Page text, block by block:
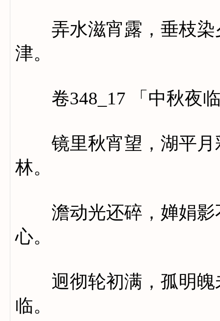
弄水滋宵露，垂枝染
津。
卷348_17 「中秋夜临
镜里秋宵望，湖平月
林。
澹动光还碎，婵娟影
心。
迥彻轮初满，孤明魄
临。